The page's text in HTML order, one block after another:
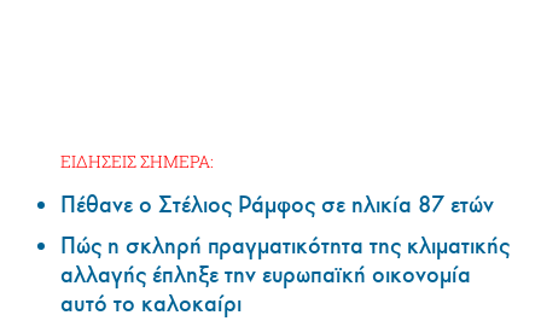
ΕΙΔΗΣΕΙΣ ΣΗΜΕΡΑ:
Πέθανε ο Στέλιος Ράμφος σε ηλικία 87 ετών
Πώς η σκληρή πραγματικότητα της κλιματικής
αλλαγής έπληξε την ευρωπαϊκή οικονομία
αυτό το καλοκαίρι